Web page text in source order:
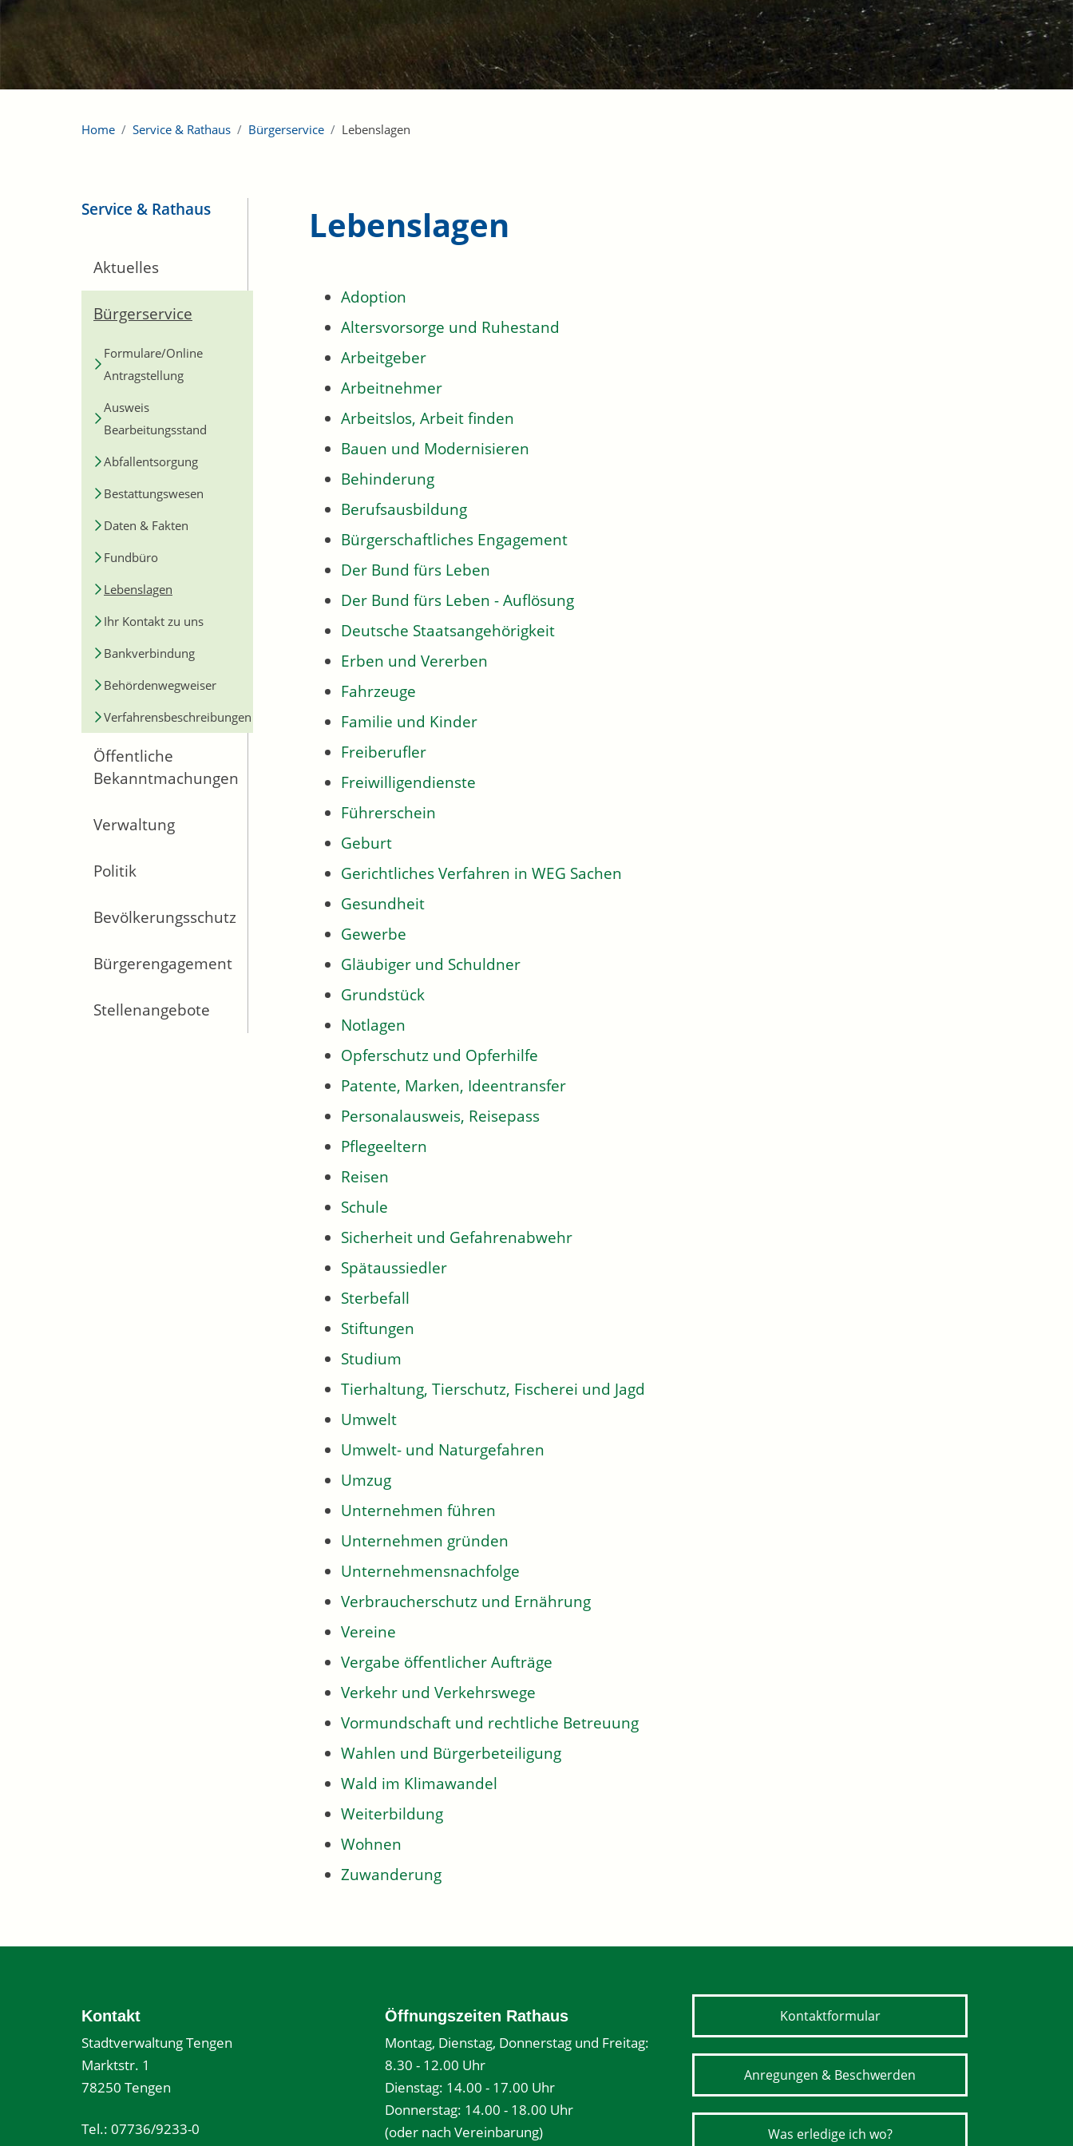
Home Service & Rathaus Bürgerservice Lebenslagen
Service & Rathaus
Aktuelles
Bürgerservice
Formulare/Online
Antragstellung
Ausweis
Bearbeitungsstand
Abfallentsorgung
Bestattungswesen
Daten & Fakten
Fundbüro
Lebenslagen
Ihr Kontakt zu uns
Bankverbindung
Behördenwegweiser
Verfahrensbeschreibungen
Öffentliche
Bekanntmachungen
Verwaltung
Politik
Bevölkerungsschutz
Bürgerengagement
Stellenangebote
Lebenslagen
Adoption
Altersvorsorge und Ruhestand
Arbeitgeber
Arbeitnehmer
Arbeitslos, Arbeit finden
Bauen und Modernisieren
Behinderung
Berufsausbildung
Bürgerschaftliches Engagement
Der Bund fürs Leben
Der Bund fürs Leben - Auflösung
Deutsche Staatsangehörigkeit
Erben und Vererben
Fahrzeuge
Familie und Kinder
Freiberufler
Freiwilligendienste
Führerschein
Geburt
Gerichtliches Verfahren in WEG Sachen
Gesundheit
Gewerbe
Gläubiger und Schuldner
Grundstück
Notlagen
Opferschutz und Opferhilfe
Patente, Marken, Ideentransfer
Personalausweis, Reisepass
Pflegeeltern
Reisen
Schule
Sicherheit und Gefahrenabwehr
Spätaussiedler
Sterbefall
Stiftungen
Studium
Tierhaltung, Tierschutz, Fischerei und Jagd
Umwelt
Umwelt- und Naturgefahren
Umzug
Unternehmen führen
Unternehmen gründen
Unternehmensnachfolge
Verbraucherschutz und Ernährung
Vereine
Vergabe öffentlicher Aufträge
Verkehr und Verkehrswege
Vormundschaft und rechtliche Betreuung
Wahlen und Bürgerbeteiligung
Wald im Klimawandel
Weiterbildung
Wohnen
Zuwanderung
Kontakt
Stadtverwaltung Tengen
Marktstr. 1
78250 Tengen
Tel.: 07736/9233-0
Öffnungszeiten Rathaus
Montag, Dienstag, Donnerstag und Freitag:
8.30 - 12.00 Uhr
Dienstag: 14.00 - 17.00 Uhr
Donnerstag: 14.00 - 18.00 Uhr
(oder nach Vereinbarung)
Kontaktformular
Anregungen & Beschwerden
Was erledige ich wo?